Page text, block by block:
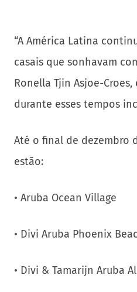
“A América Latina
casais que sonhavam
Ronella Tjin Asjoe-
durante esses tempos
Até o final de dezembro
estão:
• Aruba Ocean Village
• Divi Aruba Phoenix
• Divi & Tamarijn Aruba